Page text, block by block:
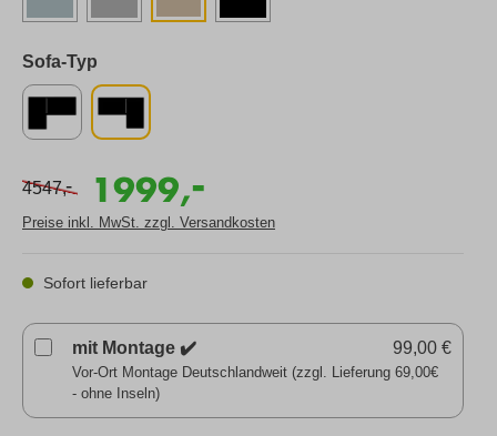
Sofa-Typ
4547,- 1999,
-
Preise inkl. MwSt. zzgl. Versandkosten
Sofort lieferbar
mit Montage ✔️
Vor-Ort Montage Deutschlandweit (zzgl. Lieferung 69,00€
- ohne Inseln)
99,00 €